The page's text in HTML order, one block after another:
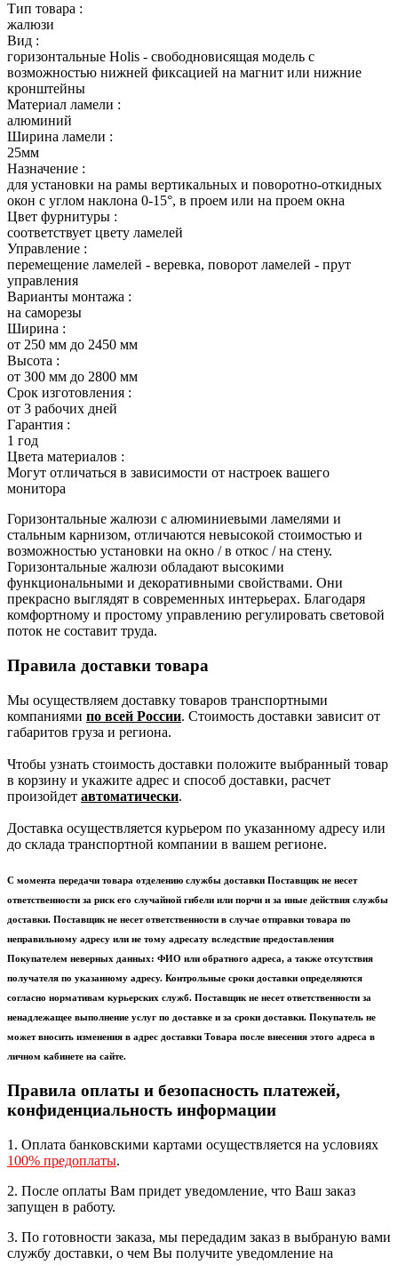
Тип товара :
жалюзи
Вид :
горизонтальные Holis - свободновисящая модель с
возможностью нижней фиксацией на магнит или нижние
кронштейны
Материал ламели :
алюминий
Ширина ламели :
25мм
Назначение :
для установки на рамы вертикальных и поворотно-откидных
окон с углом наклона 0-15°, в проем или на проем окна
Цвет фурнитуры :
соответствует цвету ламелей
Управление :
перемещение ламелей - веревка, поворот ламелей - прут
управления
Варианты монтажа :
на саморезы
Ширина :
от 250 мм до 2450 мм
Высота :
от 300 мм до 2800 мм
Срок изготовления :
от 3 рабочих дней
Гарантия :
1 год
Цвета материалов :
Могут отличаться в зависимости от настроек вашего
монитора
Горизонтальные жалюзи с алюминиевыми ламелями и
стальным карнизом, отличаются невысокой стоимостью и
возможностью установки на окно / в откос / на стену.
Горизонтальные жалюзи обладают высокими
функциональными и декоративными свойствами. Они
прекрасно выглядят в современных интерьерах. Благодаря
комфортному и простому управлению регулировать световой
поток не составит труда.
Правила доставки товара
Мы осуществляем доставку товаров транспортными
компаниями по всей России. Стоимость доставки зависит от
габаритов груза и региона.
Чтобы узнать стоимость доставки положите выбранный товар
в корзину и укажите адрес и способ доставки, расчет
произойдет автоматически.
Доставка осуществляется курьером по указанному адресу или
до склада транспортной компании в вашем регионе.
С момента передачи товара отделению службы доставки Поставщик не несет
ответственности за риск его случайной гибели или порчи и за иные действия службы
доставки. Поставщик не несет ответственности в случае отправки товара по
неправильному адресу или не тому адресату вследствие предоставления
Покупателем неверных данных: ФИО или обратного адреса, а также отсутствия
получателя по указанному адресу. Контрольные сроки доставки определяются
согласно нормативам курьерских служб. Поставщик не несет ответственности за
ненадлежащее выполнение услуг по доставке и за сроки доставки. Покупатель не
может вносить изменения в адрес доставки Товара после внесения этого адреса в
личном кабинете на сайте.
Правила оплаты и безопасность платежей,
конфиденциальность информации
1. Оплата банковскими картами осуществляется на условиях
100% предоплаты.
2. После оплаты Вам придет уведомление, что Ваш заказ
запущен в работу.
3. По готовности заказа, мы передадим заказ в выбраную вами
службу доставки, о чем Вы получите уведомление на